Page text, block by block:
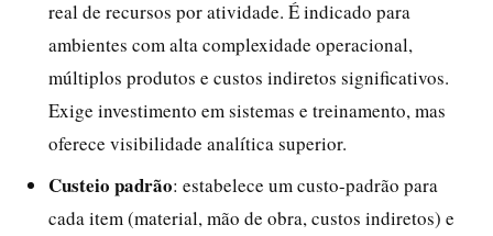
real de recursos por atividade. É indicado para
ambientes com alta complexidade operacional,
múltiplos produtos e custos indiretos significativos.
Exige investimento em sistemas e treinamento, mas
oferece visibilidade analítica superior.
Custeio padrão: estabelece um custo-padrão para
cada item (material, mão de obra, custos indiretos) e